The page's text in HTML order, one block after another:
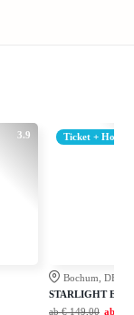
3.9 Ticket + Hotel
Bochum, DE
STARLIGHT
ab € 149,00 ab